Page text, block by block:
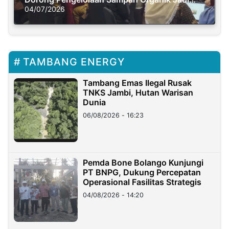
Solusi Krisis Iklim
04/07/2026
TAMBANG ENERGY
Tambang Emas Ilegal Rusak
TNKS Jambi, Hutan Warisan
Dunia
06/08/2026 - 16:23
Pemda Bone Bolango Kunjungi
PT BNPG, Dukung Percepatan
Operasional Fasilitas Strategis
04/08/2026 - 14:20